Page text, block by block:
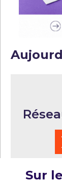
Sur